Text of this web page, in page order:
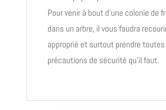
Pour venir à bout d’une colonie de
dans un arbre, il vous faudra
approprié et surtout prendre
précautions de sécurité qu’il faut.